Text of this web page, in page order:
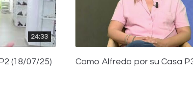
24:33
(18/07/25) Como Alfredo por su Casa